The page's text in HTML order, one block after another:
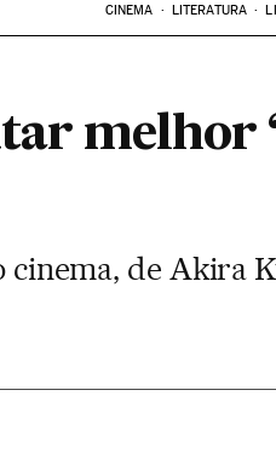
CINEMA LITERATURA
melhor
cinema, de Akira